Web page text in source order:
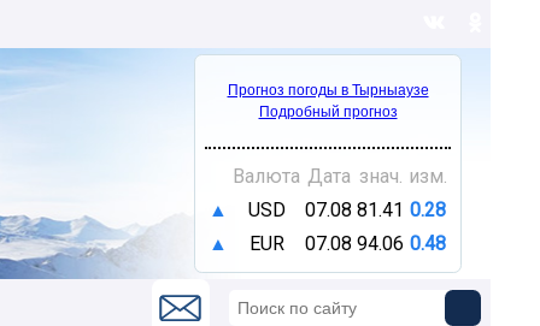
Прогноз погоды в Тырныаузе
Подробный прогноз
Валюта Дата знач. изм.
▲
USD 07.08 81.41 0.28
▲
EUR 07.08 94.06 0.48